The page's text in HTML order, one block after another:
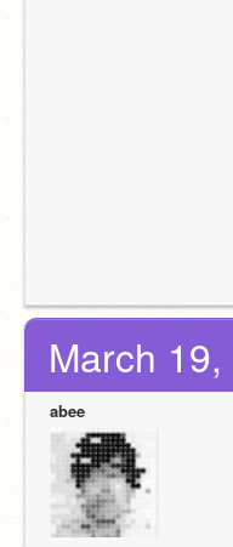
March
abee